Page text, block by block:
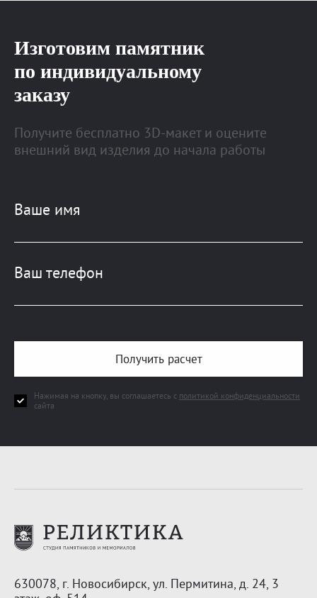
Изготовим памятник
по индивидуальному
заказу
Получите бесплатно 3D-макет и оцените
внешний вид изделия до начала работы
Ваше имя
Ваш телефон
Получить расчет
Нажимая на кнопку, вы соглашаетесь с политикой конфиденциальности
сайта
630078, г. Новосибирск, ул. Пермитина, д. 24, 3